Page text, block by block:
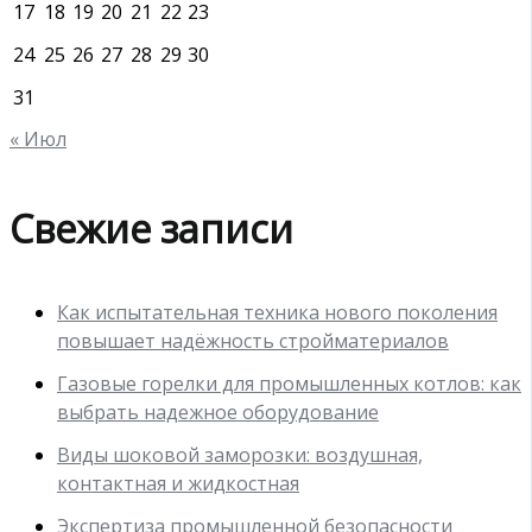
17 18 19 20 21 22 23
24 25 26 27 28 29 30
31
« Июл
Свежие записи
Как испытательная техника нового поколения
повышает надёжность стройматериалов
Газовые горелки для промышленных котлов: как
выбрать надежное оборудование
Виды шоковой заморозки: воздушная,
контактная и жидкостная
Экспертиза промышленной безопасности